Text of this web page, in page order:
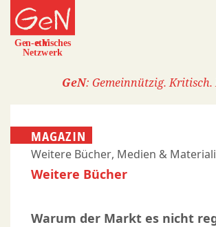
Direkt
zum
Inhalt
GeN: Gemeinnützig.
MAGAZIN
Weitere Bücher, Medien &
Weitere Bücher
Warum der Markt es nicht